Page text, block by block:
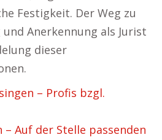
Festigkeit. Der Weg zu
Anerkennung als Jurist
dieser
– Profis bzgl.
– Auf der Stelle passenden